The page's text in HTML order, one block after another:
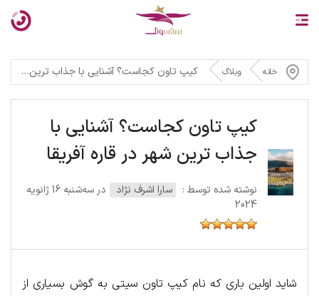
خانه وبلاگ کیپ تاون کجاست؟ آشنایی با جذاب ترین شهر در قاره آفریقا
کیپ تاون کجاست؟ آشنایی با
جذاب ترین شهر در قاره آفریقا
نوشته شده توسط : سارا اشرف نژاد
در سه‌شنبه 16 ژانویه
2024
شاید اولین باری که نام کیپ تاون سیتی به گوش بسیاری از